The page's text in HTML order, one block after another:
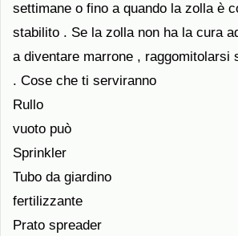
settimane o fino a quando la zolla è
stabilito . Se la zolla non ha la cura
a diventare marrone , raggomitolarsi
. Cose che ti serviranno
Rullo
vuoto può
Sprinkler
Tubo da giardino
fertilizzante
Prato spreader